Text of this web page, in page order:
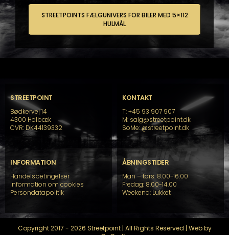
STREETPOINTS FÆLGUNIVERS FOR BILER MED 5×112
HULMÅL
STREETPOINT
Bødkervej 14
4300 Holbæk
CVR: DK44139332
KONTAKT
T: +45 93 907 907
M: salg@streetpoint.dk
SoMe:@streetpoint.dk
INFORMATION
Handelsbetingelser
Information om cookies
Persondatapolitik
ÅBNINGSTIDER
Man – tors: 8.00-16.00
Fredag: 8.00-14.00
Weekend: Lukket
Copyright 2017 - 2026 Streetpoint | All Rights Reserved | Web by